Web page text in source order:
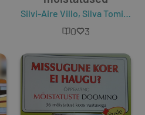
Silvi-Aire Villo, Silva Tomingas
0 3